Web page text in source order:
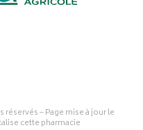
réservés – Page mise à jour le
cette pharmacie